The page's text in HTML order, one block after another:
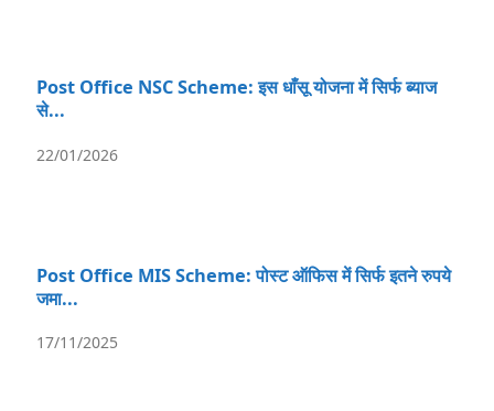
Post Office NSC Scheme: इस धाँसू योजना में सिर्फ ब्याज
से...
22/01/2026
Post Office MIS Scheme: पोस्ट ऑफिस में सिर्फ इतने रुपये
जमा...
17/11/2025